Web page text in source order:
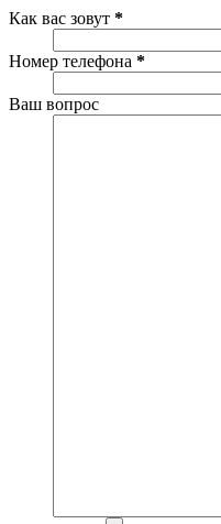
Как вас зовут *
Номер телефона *
Ваш вопрос